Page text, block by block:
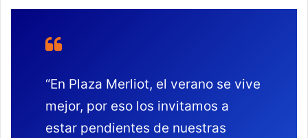
“En Plaza Merliot, el verano se vive
mejor, por eso los invitamos a
estar pendientes de nuestras